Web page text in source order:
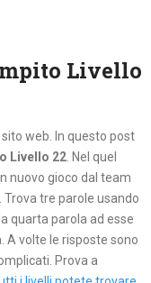
Livello
web. In questo post
Livello 22. Nel quel
nuovo gioco dal team
tre parole usando
quarta parola ad esse
A volte le risposte sono
Prova a